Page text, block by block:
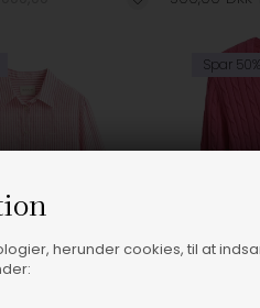
herunder cookies, til at
Spar 50%